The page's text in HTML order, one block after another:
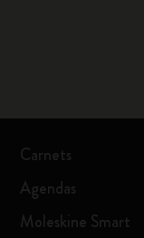
Carnets
Agendas
Moleskine Smart